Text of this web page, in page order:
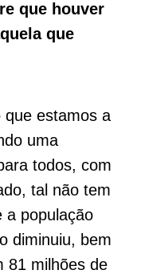
que houver
que
que estamos a
uma
todos, com
tal não tem
a população
diminuiu, bem
81 milhões de